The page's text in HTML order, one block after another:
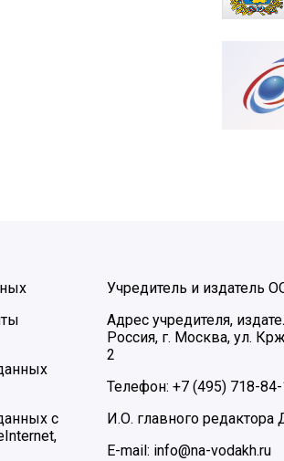
с
Учредитель и издатель
Адрес учредителя,
Россия, г. Москва, ул.
2
Телефон: +7 (495) 718-84-
И.О. главного редактора
E-mail: info@na-vodakh.ru